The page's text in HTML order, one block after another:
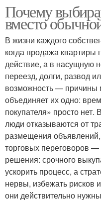
Почему
вместо
В жизни каждого
когда продажа
действие, а в насущную
переезд, долги, развод
возможность — причины
объединяет их одно:
покупателя» просто нет.
люди отказываются от
размещения
торговых переговоров —
решения: срочного
ускорить процесс, а
нервы, избежать рисков
они действительно